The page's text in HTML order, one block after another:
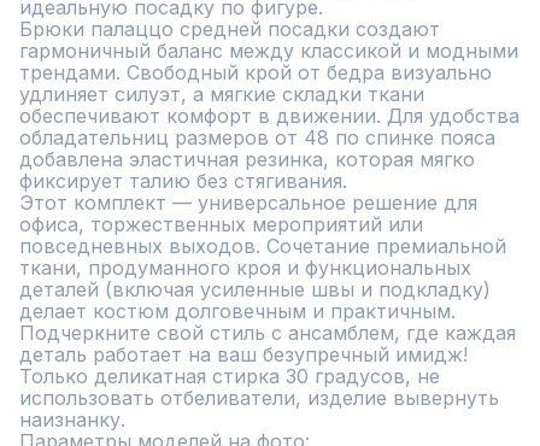
идеальную посадку по фигуре.
Брюки палаццо средней посадки создают
гармоничный баланс между классикой и модными
трендами. Свободный крой от бедра визуально
удлиняет силуэт, а мягкие складки ткани
обеспечивают комфорт в движении. Для удобства
обладательниц размеров от 48 по спинке пояса
добавлена эластичная резинка, которая мягко
фиксирует талию без стягивания.
Этот комплект — универсальное решение для
офиса, торжественных мероприятий или
повседневных выходов. Сочетание премиальной
ткани, продуманного кроя и функциональных
деталей (включая усиленные швы и подкладку)
делает костюм долговечным и практичным.
Подчеркните свой стиль с ансамблем, где каждая
деталь работает на ваш безупречный имидж!
Только деликатная стирка 30 градусов, не
использовать отбеливатели, изделие вывернуть
наизнанку.
Параметры моделей на фото: